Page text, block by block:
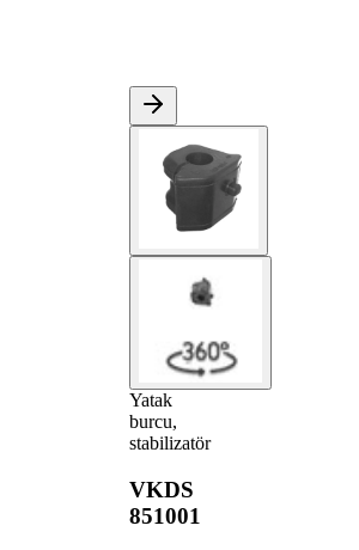
Yatak
burcu,
stabilizatör
VKDS
851001